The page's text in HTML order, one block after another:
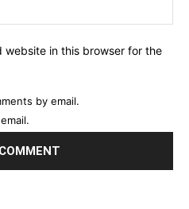
website in this browser for the
by email.